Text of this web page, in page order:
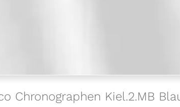
Chronographen Kiel.2.MB